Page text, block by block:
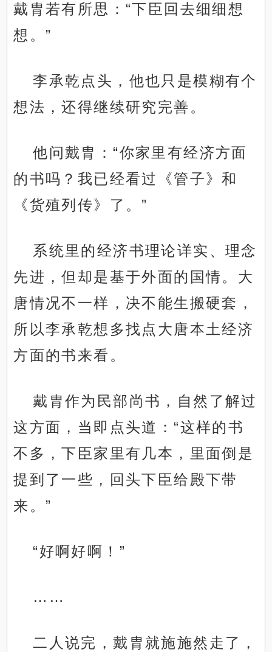
戴胄若有所思：“下臣回去细细想
想。”
李承乾点头，他也只是模糊有个
想法，还得继续研究完善。
他问戴胄：“你家里有经济方面
的书吗？我已经看过《管子》和
《货殖列传》了。”
系统里的经济书理论详实、理念
先进，但却是基于外面的国情。大
唐情况不一样，决不能生搬硬套，
所以李承乾想多找点大唐本土经济
方面的书来看。
戴胄作为民部尚书，自然了解过
这方面，当即点头道：“这样的书
不多，下臣家里有几本，里面倒是
提到了一些，回头下臣给殿下带
来。”
“好啊好啊！”
……
二人说完，戴胄就施施然走了，